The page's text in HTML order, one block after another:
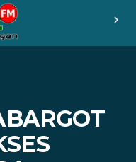
chevron_right